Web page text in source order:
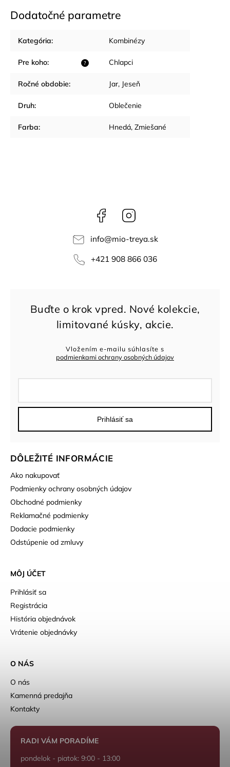
Dodatočné parametre
Kategória: Kombinézy
?
Pre koho: Chlapci
Ročné obdobie: Jar, Jeseň
Druh: Oblečenie
Farba: Hnedá, Zmiešané
Facebook
info@mio-treya.sk
+421 908 866 036
DÔLEŽITÉ INFORMÁCIE
Ako nakupovať
Podmienky ochrany osobných údajov
Obchodné podmienky
Reklamačné podmienky
Dodacie podmienky
Odstúpenie od zmluvy
MÔJ ÚČET
Prihlásiť sa
Registrácia
História objednávok
Vrátenie objednávky
Vložením e-mailu súhlasíte s
podmienkami ochrany osobných údajov
Prihlásiť sa
O NÁS
O nás
Kamenná predajňa
Kontakty
RADI VÁM PORADÍME
pondelok - piatok: 9:00 - 13:00